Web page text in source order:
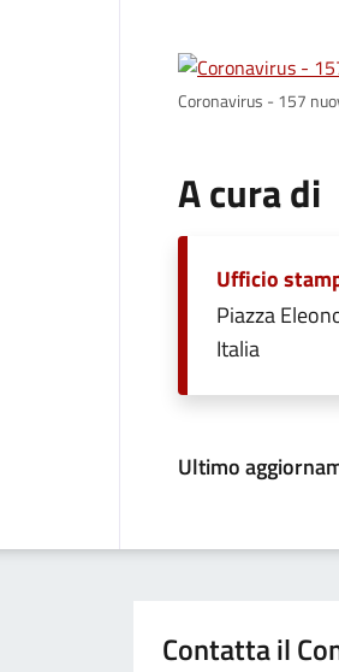
Coronavirus - 157
A cura di
Ufficio
Piazza
Italia
Ultimo
Contatta il